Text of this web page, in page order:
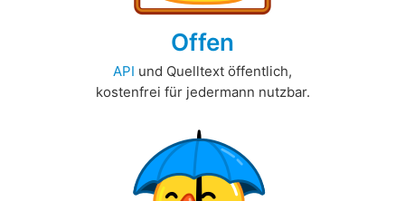
Offen
API und Quelltext öffentlich,
kostenfrei für jedermann nutzbar.